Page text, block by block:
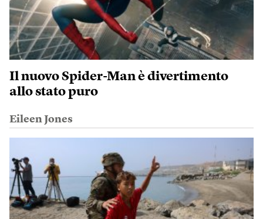
Il nuovo Spider-Man è divertimento
allo stato puro
Eileen Jones